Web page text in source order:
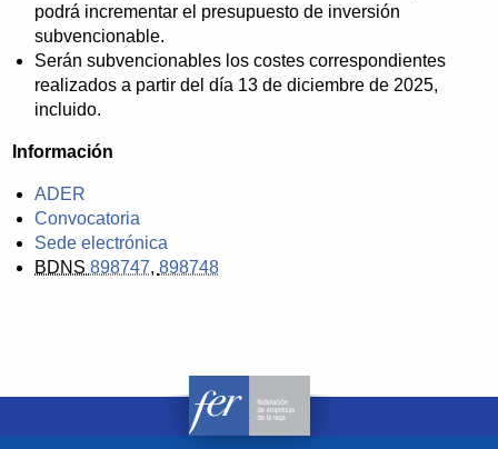
podrá incrementar el presupuesto de inversión
subvencionable.
Serán subvencionables los costes correspondientes
realizados a partir del día 13 de diciembre de 2025,
incluido.
Información
ADER
Convocatoria
Sede electrónica
BDNS898747,898748